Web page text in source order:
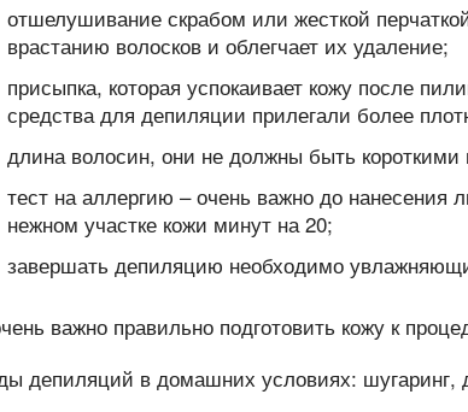
отшелушивание скрабом или жесткой
врастанию волосков и облегчает их удаление;
присыпка, которая успокаивает кожу после
средства для депиляции прилегали более
длина волосин, они не должны быть
тест на аллергию – очень важно до нанесения
нежном участке кожи минут на 20;
завершать депиляцию необходимо
депиляций в домашних условиях: шугаринг,